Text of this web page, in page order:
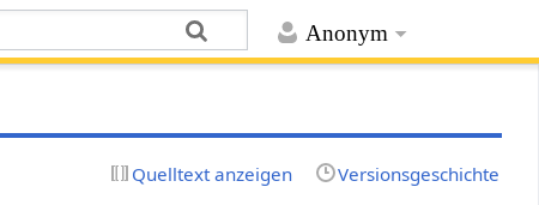
Anonym
Quelltext anzeigen Versionsgeschichte